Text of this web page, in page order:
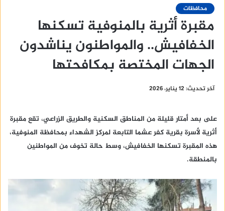
محافظات
مقبرة أثرية بالمنوفية تسكنها
الخفافيش.. والمواطنون يناشدون
الجهات المختصة بمكافحتها
آخر تحديث: 12 يناير، 2026
على بعد أمتار قليلة من المناطق السكنية والطريق الزراعي، تقع مقبرة
أثرية لأسرة بقرية كفر عشما التابعة لمركز الشهداء بمحافظة المنوفية،
هذه المقبرة تسكنها الخفافيش، وسط حالة تخوف من المواطنين
بالمنطقة.